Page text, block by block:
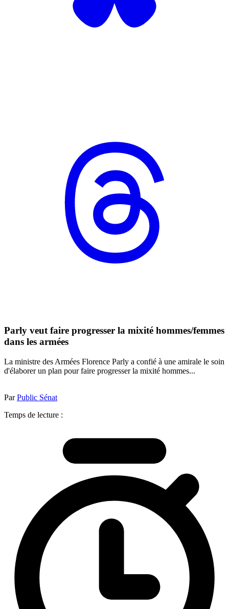
Parly veut faire progresser la mixité hommes/femmes
dans les armées
La ministre des Armées Florence Parly a confié à une amirale le soin
d'élaborer un plan pour faire progresser la mixité hommes...
ParPublic Sénat
Temps de lecture :